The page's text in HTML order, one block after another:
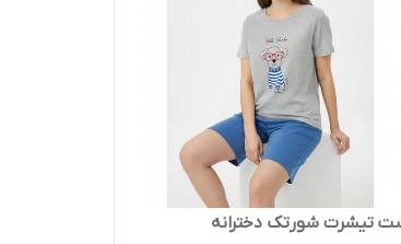
تیشرت شورتک دخترانه